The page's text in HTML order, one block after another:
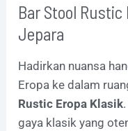
Bar Stool
Jepara
Hadirkan nuansa
Eropa ke dalam
Rustic Eropa Klasik
gaya klasik yang